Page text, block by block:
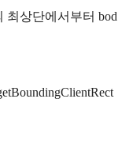
최상단에서부터 bod